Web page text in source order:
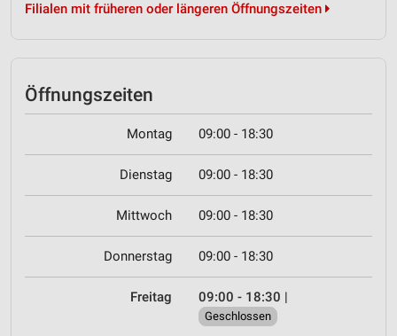
Filialen mit früheren oder längeren Öffnungszeiten
Öffnungszeiten
Montag 09:00 - 18:30
Dienstag 09:00 - 18:30
Mittwoch 09:00 - 18:30
Donnerstag 09:00 - 18:30
Freitag 09:00 - 18:30 |
Geschlossen